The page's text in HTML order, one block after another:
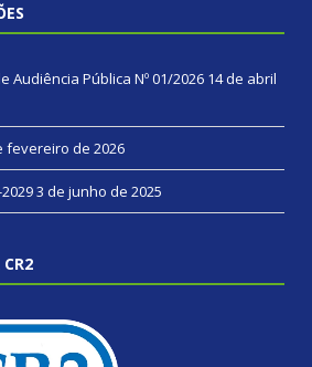
Audiência Pública Nº 01/2026 14 de abril
fevereiro de 2026
3 de junho de 2025